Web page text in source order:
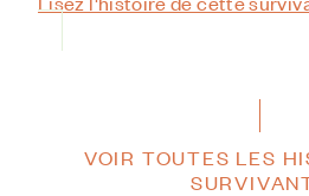
VOIR TOUTES LES